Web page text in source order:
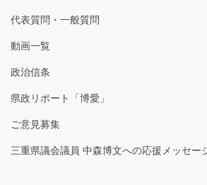
代表質問・一般質問
動画一覧
政治信条
県政リポート「博愛」
ご意見募集
三重県議会議員 中森博文への応援メッセー